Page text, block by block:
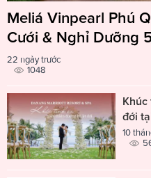
Meliá Vinpearl Phú
Cưới & Nghỉ Dưỡng
22 ngày trước
1048
đới
10